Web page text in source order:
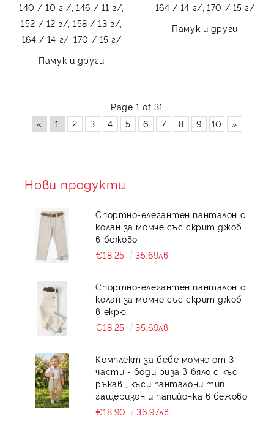
140 / 10 г /, 146 / 11 г/,
152 / 12 г/, 158 / 13 г/,
164 / 14 г/, 170 / 15 г/
Памук и други
164 / 14 г/, 170 / 15 г/
Памук и други
Page 1 of 31
«
1 2 3 4 5 6 7 8 9 10 »
Нови продукти
Спортно-елегантен панталон с
колан за момче със скрит джоб
в бежово
€18.25
35.69лв.
Спортно-елегантен панталон с
колан за момче със скрит джоб
в екрю
€18.25
35.69лв.
Комплект за бебе момче от 3
части - боди риза в бяло с къс
ръкав , къси панталони тип
гащеризон и папийонка в бежово
€18.90
36.97лв.